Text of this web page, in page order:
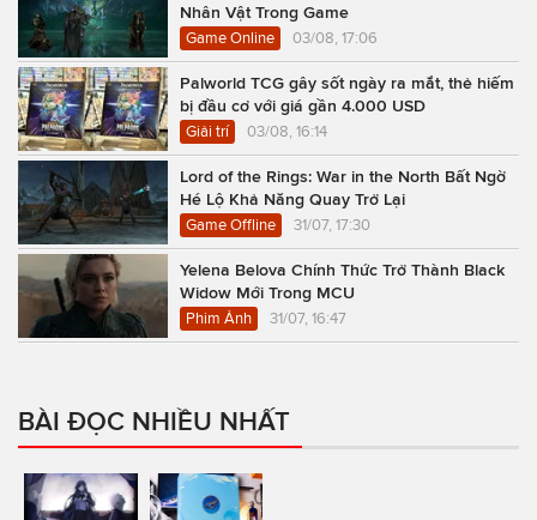
Nhân Vật Trong Game
Game Online 03/08, 17:06
Palworld TCG gây sốt ngày ra mắt, thẻ hiếm
bị đầu cơ với giá gần 4.000 USD
Giải trí 03/08, 16:14
Lord of the Rings: War in the North Bất Ngờ
Hé Lộ Khả Năng Quay Trở Lại
Game Offline 31/07, 17:30
Yelena Belova Chính Thức Trở Thành Black
Widow Mới Trong MCU
Phim Ảnh 31/07, 16:47
BÀI ĐỌC NHIỀU NHẤT